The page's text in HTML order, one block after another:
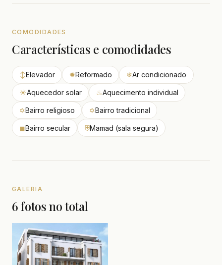
COMODIDADES
Características e comodidades
↕Elevador ✹Reformado ❄Ar condicionado
☀Aquecedor solar ♨Aquecimento individual
✡Bairro religioso ✡Bairro tradicional
◼Bairro secular ⛨Mamad (sala segura)
GALERIA
6 fotos no total